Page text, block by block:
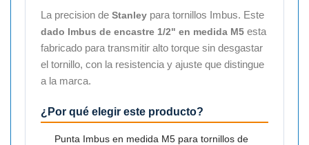
La precision de Stanley para tornillos Imbus. Este
dado Imbus de encastre 1/2" en medida M5 esta
fabricado para transmitir alto torque sin desgastar
el tornillo, con la resistencia y ajuste que distingue
a la marca.
¿Por qué elegir este producto?
Punta Imbus en medida M5 para tornillos de